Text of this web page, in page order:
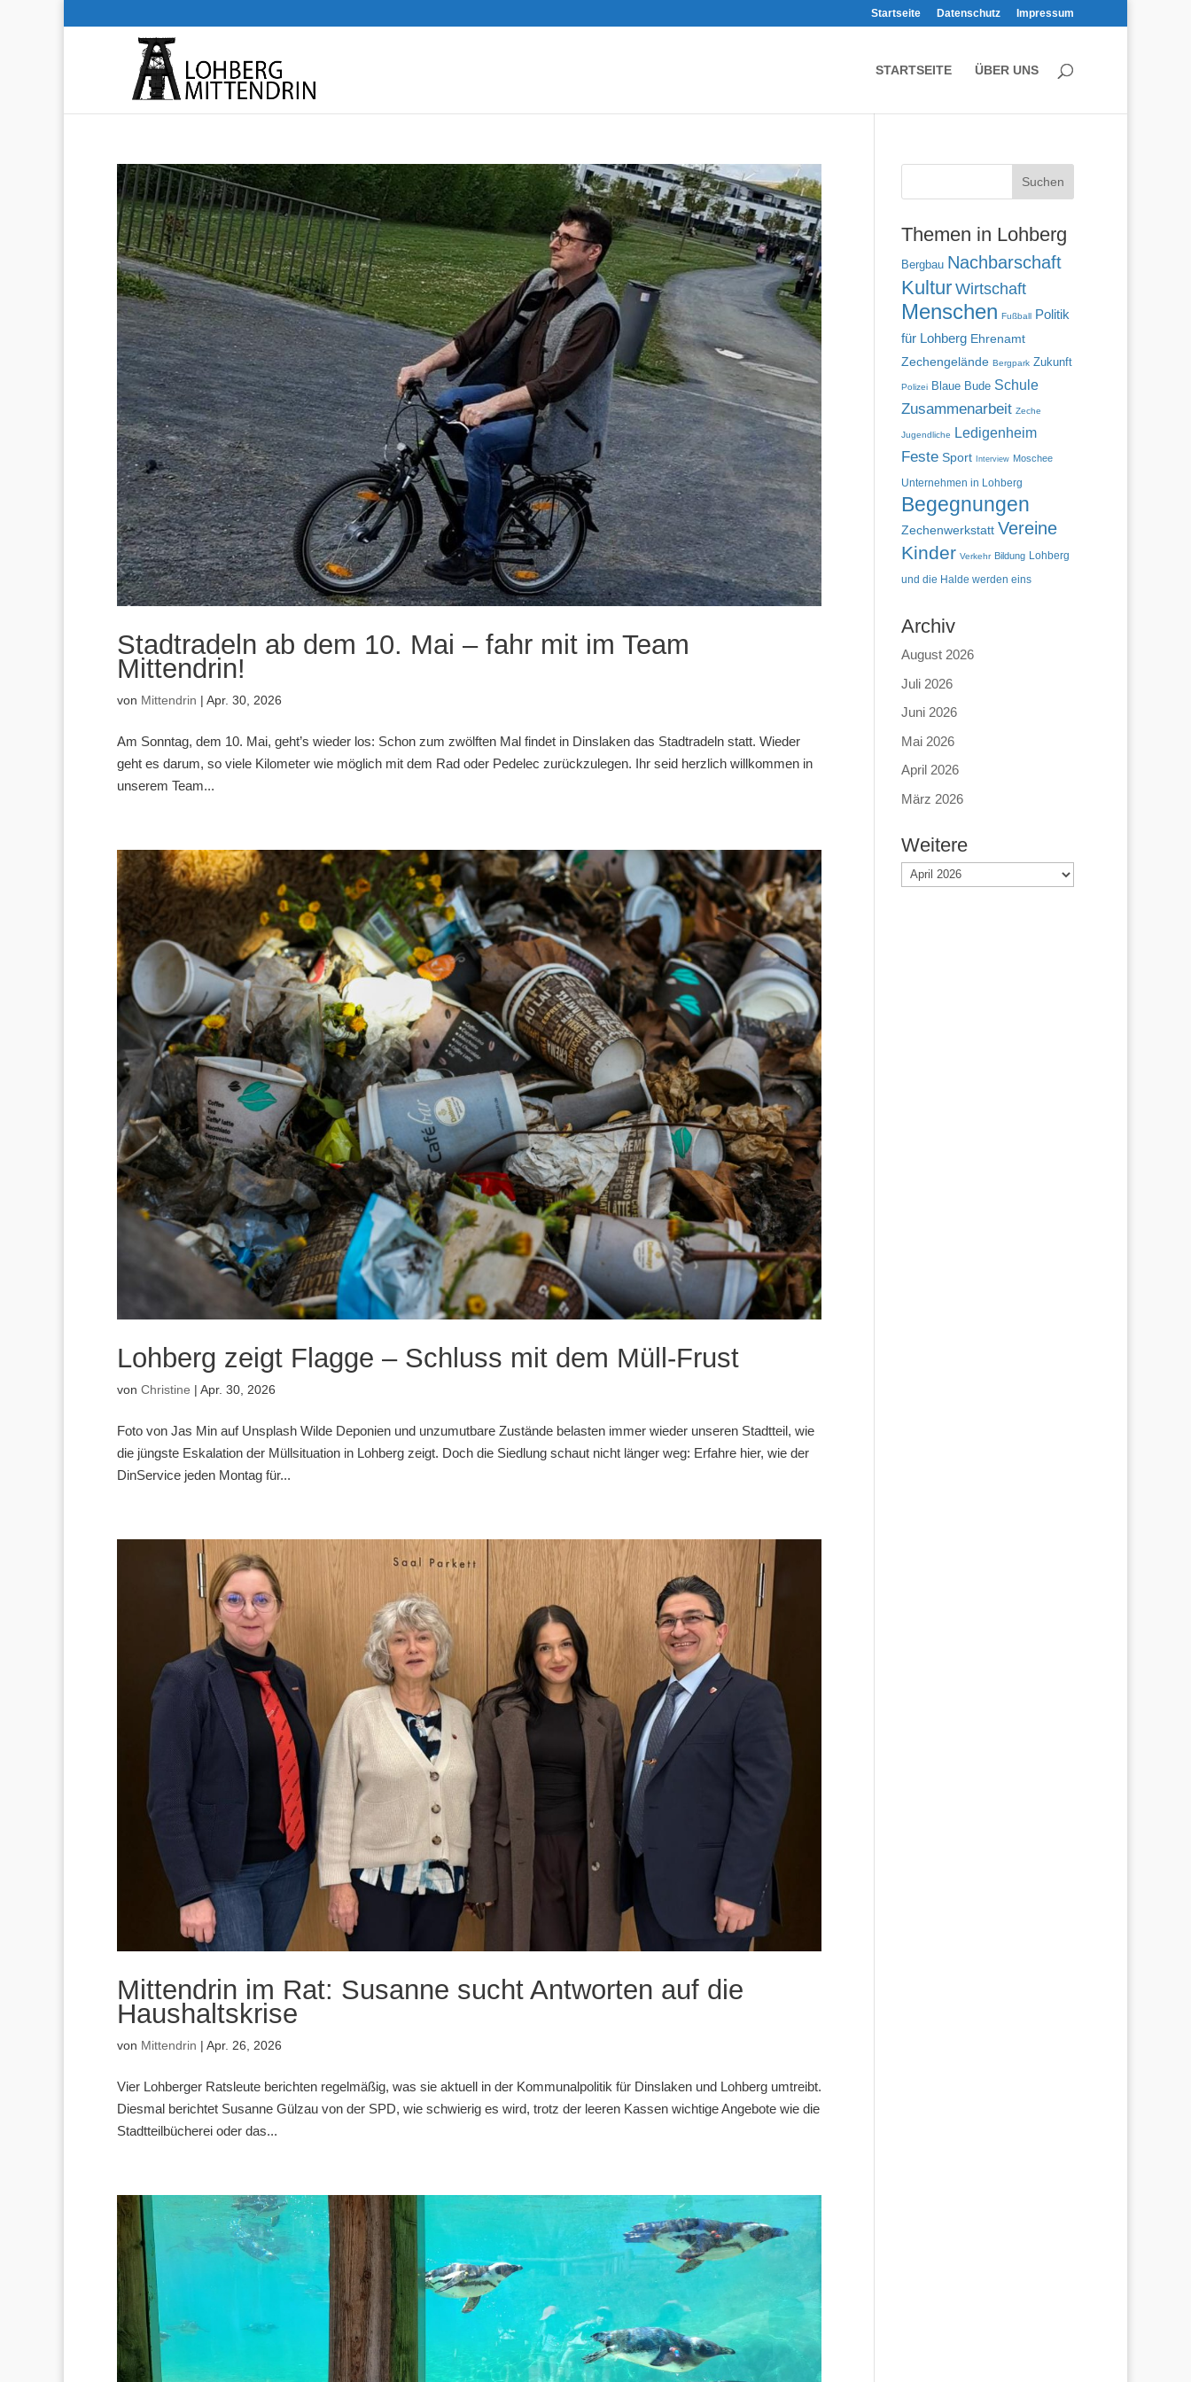
Startseite Datenschutz Impressum
STARTSEITE ÜBER UNS
Stadtradeln ab dem 10. Mai – fahr mit im Team
Mittendrin!
von Mittendrin | Apr. 30, 2026
Am Sonntag, dem 10. Mai, geht’s wieder los: Schon zum zwölften Mal findet in Dinslaken das Stadtradeln statt. Wieder
geht es darum, so viele Kilometer wie möglich mit dem Rad oder Pedelec zurückzulegen. Ihr seid herzlich willkommen in
unserem Team...
Lohberg zeigt Flagge – Schluss mit dem Müll-Frust
von Christine | Apr. 30, 2026
Foto von Jas Min auf Unsplash Wilde Deponien und unzumutbare Zustände belasten immer wieder unseren Stadtteil, wie
die jüngste Eskalation der Müllsituation in Lohberg zeigt. Doch die Siedlung schaut nicht länger weg: Erfahre hier, wie der
DinService jeden Montag für...
Mittendrin im Rat: Susanne sucht Antworten auf die
Haushaltskrise
von Mittendrin | Apr. 26, 2026
Vier Lohberger Ratsleute berichten regelmäßig, was sie aktuell in der Kommunalpolitik für Dinslaken und Lohberg umtreibt.
Diesmal berichtet Susanne Gülzau von der SPD, wie schwierig es wird, trotz der leeren Kassen wichtige Angebote wie die
Stadtteilbücherei oder das...
Themen in Lohberg
Bergbau Nachbarschaft
Kultur Wirtschaft
Menschen Fußball Politik
für Lohberg Ehrenamt
Zechengelände Bergpark Zukunft
Polizei Blaue Bude Schule
Zusammenarbeit Zeche
Jugendliche Ledigenheim
Feste Sport Interview Moschee
Unternehmen in Lohberg
Begegnungen
Zechenwerkstatt Vereine
Kinder Verkehr Bildung Lohberg
und die Halde werden eins
Archiv
August 2026
Juli 2026
Juni 2026
Mai 2026
April 2026
März 2026
Weitere
Weitere